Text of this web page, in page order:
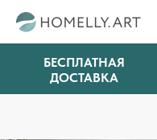
БЕСПЛАТНАЯ
ДОСТАВКА